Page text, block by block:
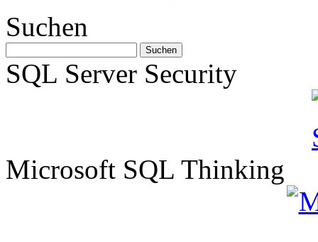
Suchen
SQL Server Security
Microsoft SQL Thinking